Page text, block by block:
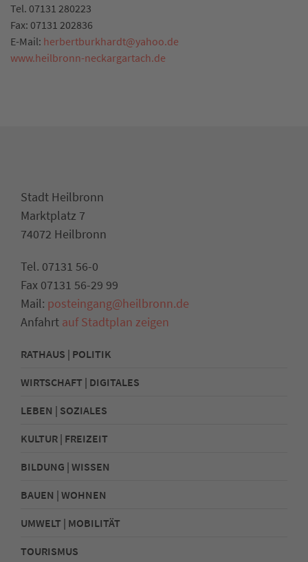
Tel. 07131 280223
Fax: 07131 202836
E-Mail: herbertburkhardt@yahoo.de
www.heilbronn-neckargartach.de
Stadt Heilbronn
Marktplatz 7
74072 Heilbronn
Tel. 07131 56-0
Fax 07131 56-29 99
Mail: posteingang@heilbronn.de
Anfahrt auf Stadtplan zeigen
RATHAUS | POLITIK
WIRTSCHAFT | DIGITALES
LEBEN | SOZIALES
KULTUR | FREIZEIT
BILDUNG | WISSEN
BAUEN | WOHNEN
UMWELT | MOBILITÄT
TOURISMUS